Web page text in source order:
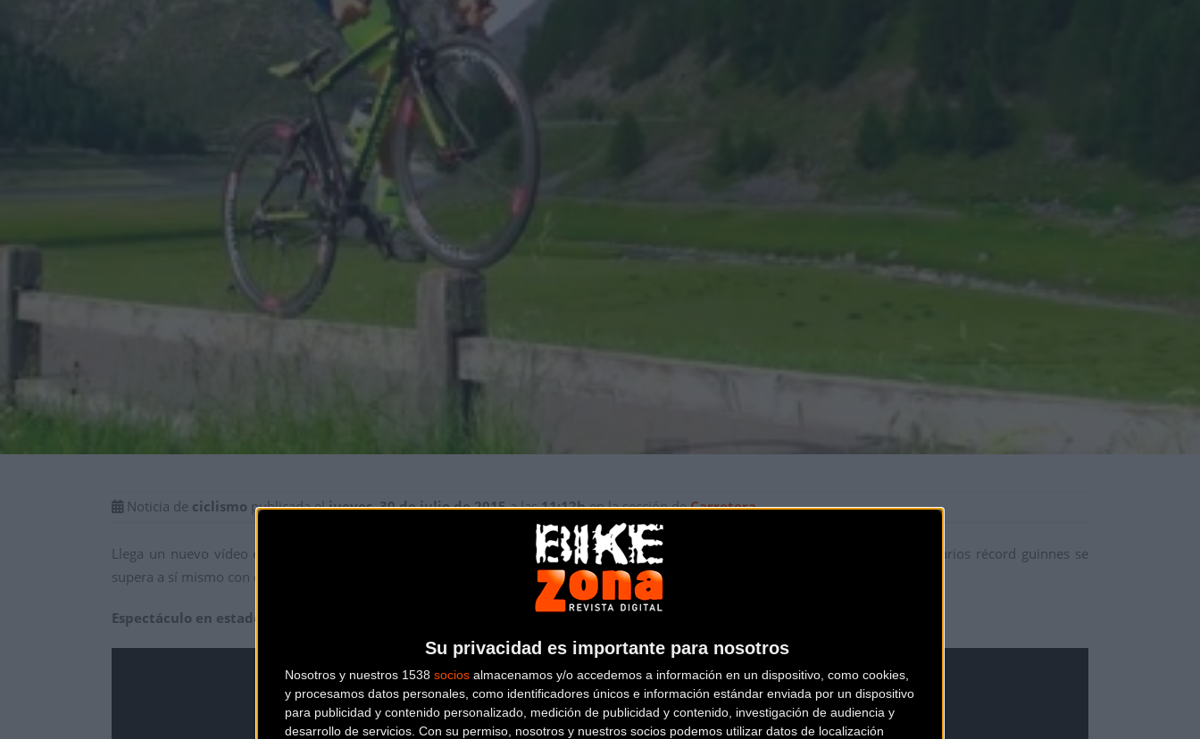
Su privacidad es importante para nosotros
Nosotros y nuestros 1538 socios almacenamos y/o accedemos a información en un dispositivo, como cookies,
y procesamos datos personales, como identificadores únicos e información estándar enviada por un dispositivo
para publicidad y contenido personalizado, medición de publicidad y contenido, investigación de audiencia y
desarrollo de servicios. Con su permiso, nosotros y nuestros socios podemos utilizar datos de localización
Noticia de ciclismo publicada eljueves, 30 de julio de 2015a las11:12hen la sección deCarretera
Llega un nuevo vídeo en acción del artista, Vittorio Brumotti, bajo los colores del Tinkoff-Saxo. El italiano, que tiene en su haber varios récord guinnes se
supera a sí mismo con este nuevo y espectacular montaje.
Espectáculo en estado puro con su bicicleta de carretera.